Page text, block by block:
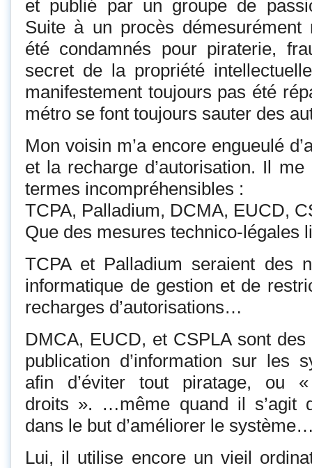
et publié par un groupe de
Suite à un procès démesurément
été condamnés pour piraterie,
secret de la propriété
manifestement toujours pas été
métro se font toujours sauter des
Mon voisin m’a encore engueulé
et la recharge d’autorisation. Il
termes incompréhensibles :
TCPA, Palladium, DCMA, EUCD,
Que des mesures technico-légales
TCPA et Palladium seraient des
informatique de gestion et de
recharges d’autorisations…
DMCA, EUCD, et CSPLA sont
publication d’information sur les
afin d’éviter tout piratage, ou
droits ». …même quand il s’agit
dans le but d’améliorer le
Lui, il utilise encore un vieil